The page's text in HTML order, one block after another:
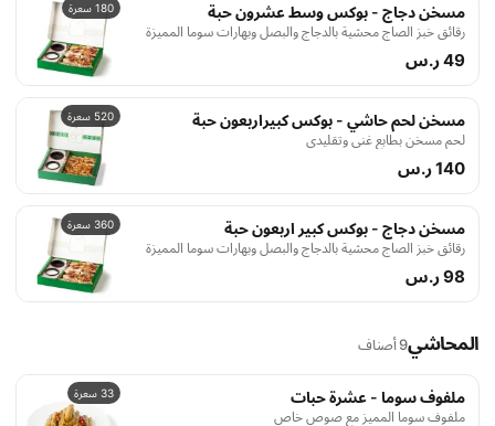
180 سعرة مسخن دجاج - بوكس وسط عشرون حبة
رقائق خبز الصاج محشية بالدجاج والبصل وبهارات سوما المميزة
49 ر.س
520 سعرة مسخن لحم حاشي - بوكس كبيراربعون حبة
لحم مسخن بطابع غني وتقليدي
140 ر.س
360 سعرة مسخن دجاج - بوكس كبير اربعون حبة
رقائق خبز الصاج محشية بالدجاج والبصل وبهارات سوما المميزة
98 ر.س
المحاشي9 أصناف
33 سعرة ملفوف سوما - عشرة حبات
ملفوف سوما المميز مع صوص خاص